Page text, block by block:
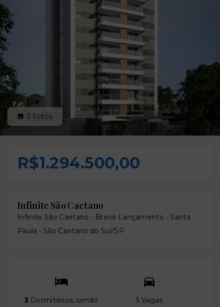
3 Fotos
R$1.294.500,00
Infinite São Caetano
Infinite São Caetano - Breve Lançamento - Santa
Paula - São Caetano do Sul/SP
3 Dormitórios, sendo
3 Vagas